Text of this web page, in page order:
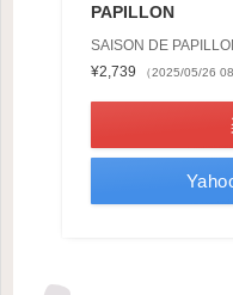
PAPILLON
SAISON DE
¥2,739
（2025/05/26